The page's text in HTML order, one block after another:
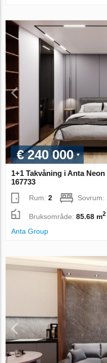
€ 240 000
1+1 Takvåning i Anta
167733
Rum:2 Sovrum:
Bruksområde:85.68 m2
Anta Group